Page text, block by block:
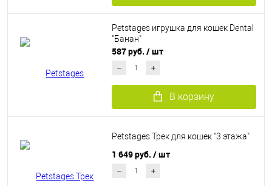
Petstages игрушка для кошек Dental
"Банан"
587 руб. / шт
В корзину
Petstages Трек для кошек "3 этажа"
1 649 руб. / шт